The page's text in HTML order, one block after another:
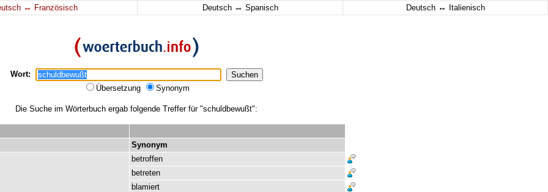
↔ Französisch Deutsch ↔ Spanisch Deutsch ↔ Italienisch
Wort:
Übersetzung
Synonym
Die Suche im Wörterbuch ergab folgende Treffer für "schuldbewußt":
Synonym
betroffen
betreten
blamiert